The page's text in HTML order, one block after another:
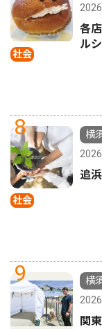
社会
各
ル
8
社会
横
追
9
横
関